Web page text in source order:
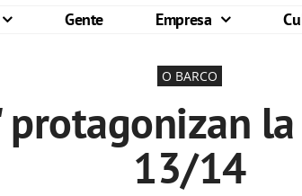
Gente Empresa
O BARCO
protagonizan
13/14